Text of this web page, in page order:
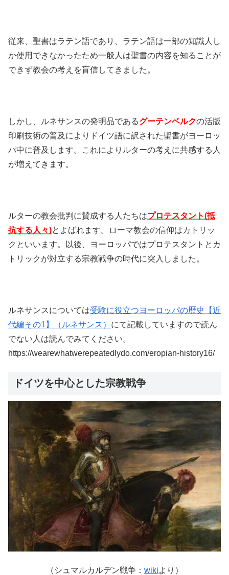
従来、聖書はラテン語であり、ラテン語は一部の知識人し
か使用できなかったため一般人は聖書の内容を知ることが
できず教会の考えを盲信してきました。
しかし、ルネサンスの発明品であるグーテンベルクの活版
印刷技術の普及によりドイツ語に訳された聖書がヨーロッ
パ中に普及します。これによりルターの考えに共感する人
が増えてきます。
ルターの教会批判に賛成する人たちはプロテスタント(抵
抗する人々)とよばれます。ローマ教会の信仰はカトリッ
クといいます。以後、ヨーロッパではプロテスタントとカ
トリックが対立する宗教戦争の時代に突入しました。
ルネサンスについては受験に役立つヨーロッパの歴史【近
代編その1】（ルネサンス） にて記載していますので読ん
でない人は読んでみてください。
https://wearewhatwerepeatedlydo.com/eropian-history16/
ドイツを中心とした宗教戦争
（シュマルカルデン戦争： wikiより）